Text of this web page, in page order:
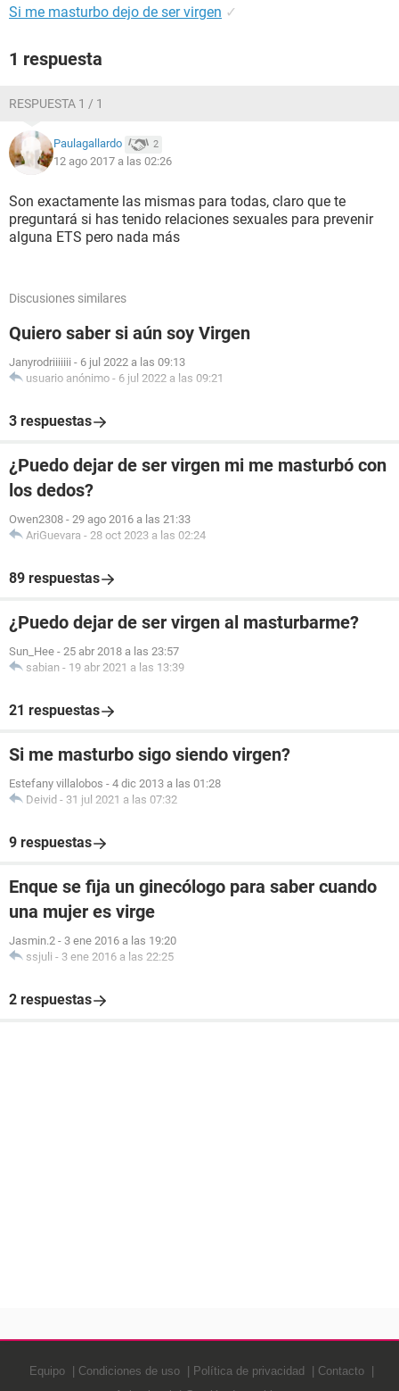
Si me masturbo dejo de ser virgen ✓
1 respuesta
RESPUESTA 1 / 1
Paulagallardo 2
12 ago 2017 a las 02:26
Son exactamente las mismas para todas, claro que te
preguntará si has tenido relaciones sexuales para prevenir
alguna ETS pero nada más
Discusiones similares
Quiero saber si aún soy Virgen
Janyrodriiiiiii - 6 jul 2022 a las 09:13
usuario anónimo - 6 jul 2022 a las 09:21
3 respuestas
¿Puedo dejar de ser virgen mi me masturbó con
los dedos?
Owen2308 - 29 ago 2016 a las 21:33
AriGuevara - 28 oct 2023 a las 02:24
89 respuestas
¿Puedo dejar de ser virgen al masturbarme?
Sun_Hee - 25 abr 2018 a las 23:57
sabian - 19 abr 2021 a las 13:39
21 respuestas
Si me masturbo sigo siendo virgen?
Estefany villalobos - 4 dic 2013 a las 01:28
Deivid - 31 jul 2021 a las 07:32
9 respuestas
Enque se fija un ginecólogo para saber cuando
una mujer es virge
Jasmin.2 - 3 ene 2016 a las 19:20
ssjuli - 3 ene 2016 a las 22:25
2 respuestas
Equipo Condiciones de uso Política de privacidad
Contacto